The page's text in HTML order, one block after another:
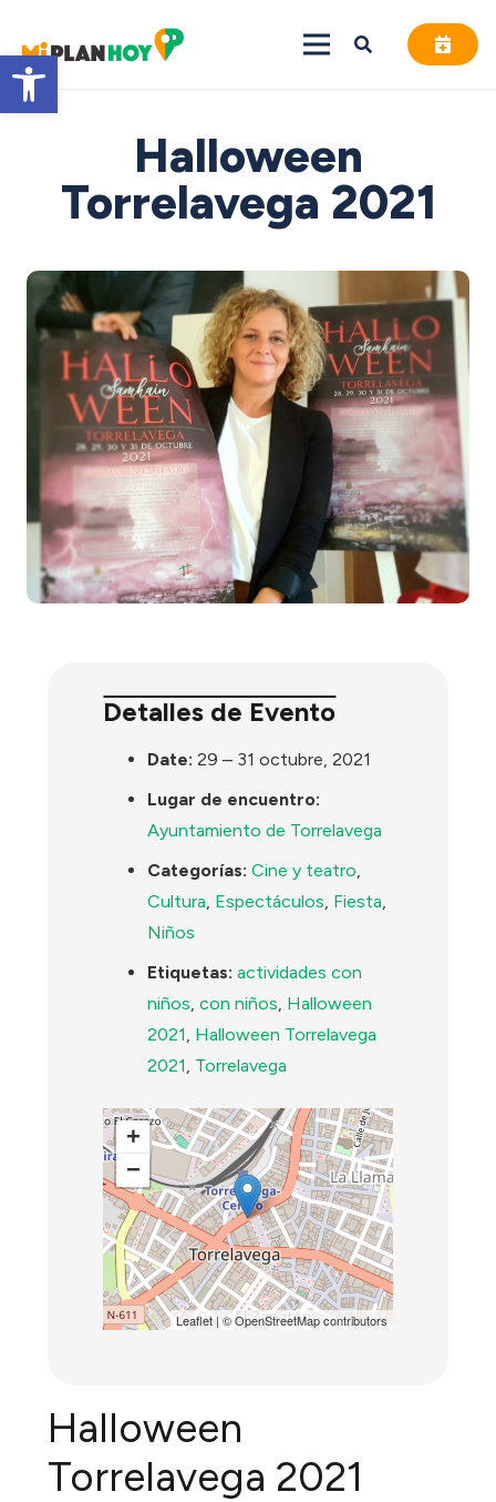
Abrir barra de herramientas
Halloween
Torrelavega 2021
Detalles de Evento
Date: 29 – 31 octubre, 2021
Lugar de encuentro:
Ayuntamiento de Torrelavega
Categorías: Cine y teatro
Cultura Espectáculos Fiesta
Niños
Etiquetas: actividades con
niños ,con niños Halloween
2021 Halloween Torrelavega
2021 Torrelavega
+
−
Leaflet| ©OpenStreetMapcontributors
Halloween
Torrelavega 2021